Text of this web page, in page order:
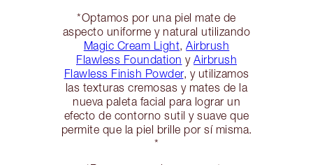
*Optamos por una piel mate de
aspecto uniforme y natural utilizando
Magic Cream Light,Airbrush
Flawless Foundation y Airbrush
Flawless Finish Powder, y utilizamos
las texturas cremosas y mates de la
nueva paleta facial para lograr un
efecto de contorno sutil y suave que
permite que la piel brille por sí misma.
*